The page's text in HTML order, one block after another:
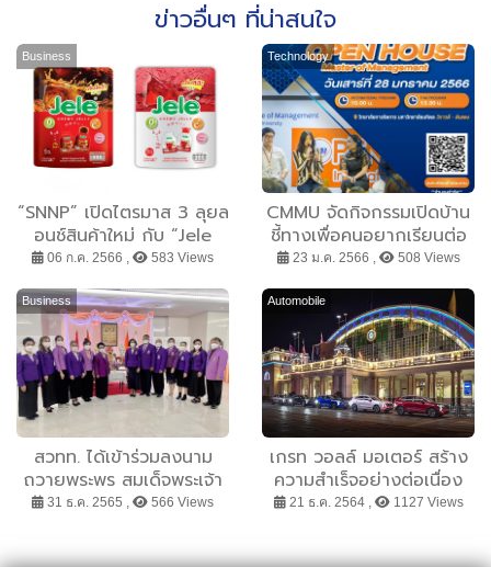
ข่าวอื่นๆ ที่น่าสนใจ
Business
“SNNP” เปิดไตรมาส 3 ลุยล
อนช์สินค้าใหม่ กับ “Jele
Chewy” 4 รสชาติตอกย้ำ
ความเป็นผู้นำในตลาดเยลลี่
อีกครั้ง
06 ก.ค. 2566 , 583 Views
Technology
CMMU จัดกิจกรรมเปิดบ้าน
ชี้ทางเพื่อคนอยากเรียนต่อ
ปริญญาโท
23 ม.ค. 2566 , 508 Views
Business
สวทท. ได้เข้าร่วมลงนาม
ถวายพระพร สมเด็จพระเจ้า
ลูกเธอ เจ้าฟ้าพัชรกิติยาภา
31 ธ.ค. 2565 , 566 Views
Automobile
เกรท วอลล์ มอเตอร์ สร้าง
ความสำเร็จอย่างต่อเนื่อง
ด้วยยอดขายรถยนต์ All
21 ธ.ค. 2564 , 1127 Views